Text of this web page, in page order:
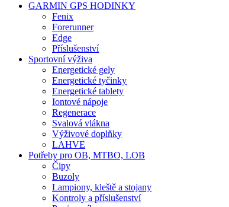
GARMIN GPS HODINKY
Fenix
Forerunner
Edge
Příslušenství
Sportovní výživa
Energetické gely
Energetické tyčinky
Energetické tablety
Iontové nápoje
Regenerace
Svalová vlákna
Výživové doplňky
LAHVE
Potřeby pro OB, MTBO, LOB
Čipy
Buzoly
Lampiony, kleště a stojany
Kontroly a příslušenství